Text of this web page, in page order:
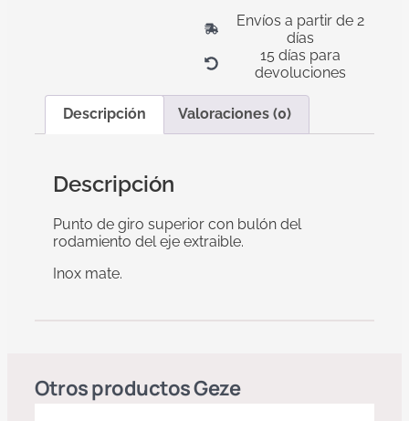
Envíos a partir de 2
días
15 días para
devoluciones
Descripción Valoraciones (0)
Descripción
Punto de giro superior con bulón del
rodamiento del eje extraible.
Inox mate.
Otros productosGeze